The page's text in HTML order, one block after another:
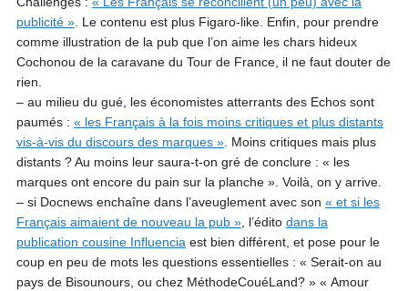
publicité ». Le contenu est plus Figaro-like. Enfin, pour prendre
comme illustration de la pub que l’on aime les chars hideux
Cochonou de la caravane du Tour de France, il ne faut douter de
rien.
– au milieu du gué, les économistes atterrants des Echos sont
paumés : « les Français à la fois moins critiques et plus distants
vis-à-vis du discours des marques ». Moins critiques mais plus
distants ? Au moins leur saura-t-on gré de conclure : « les
marques ont encore du pain sur la planche ». Voilà, on y arrive.
– si Docnews enchaîne dans l’aveuglement avec son « et si les
Français aimaient de nouveau la pub », l’édito dans la
publication cousine Influencia est bien différent, et pose pour le
coup en peu de mots les questions essentielles : « Serait-on au
pays de Bisounours, ou chez MéthodeCouéLand? » « Amour